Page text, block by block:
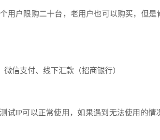
用户限购二十台，老用户也可以购买，但是
微信支付、线下汇款（招商银行）
试IP可以正常使用，如果遇到无法使用的情